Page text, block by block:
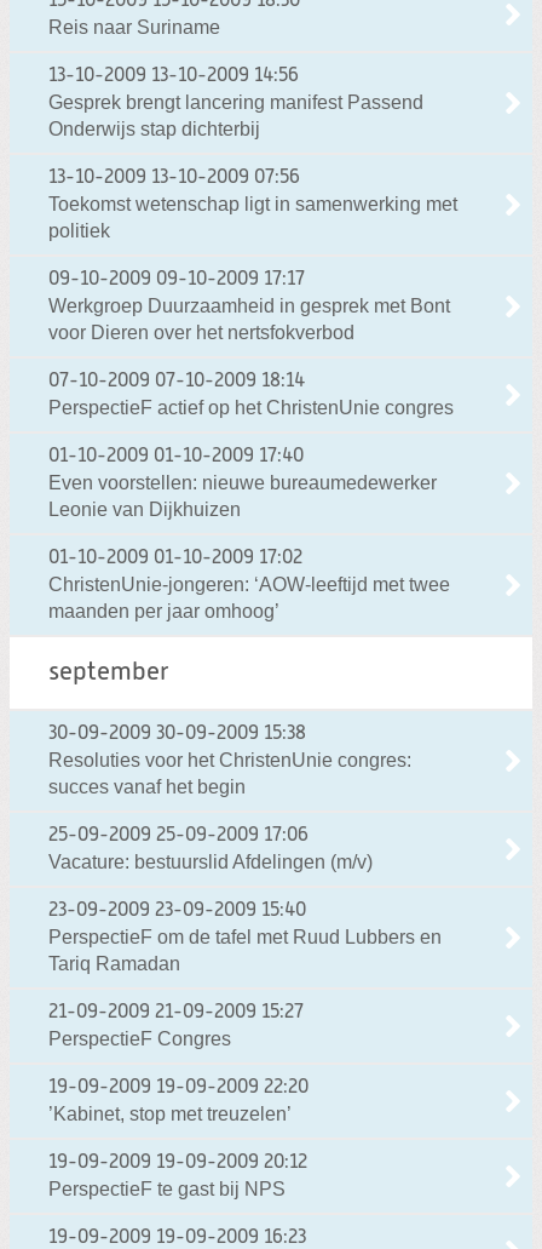
Reis naar Suriname
13-10-2009 13-10-2009 14:56
Gesprek brengt lancering manifest Passend
Onderwijs stap dichterbij
13-10-2009 13-10-2009 07:56
Toekomst wetenschap ligt in samenwerking met
politiek
09-10-2009 09-10-2009 17:17
Werkgroep Duurzaamheid in gesprek met Bont
voor Dieren over het nertsfokverbod
07-10-2009 07-10-2009 18:14
PerspectieF actief op het ChristenUnie congres
01-10-2009 01-10-2009 17:40
Even voorstellen: nieuwe bureaumedewerker
Leonie van Dijkhuizen
01-10-2009 01-10-2009 17:02
ChristenUnie-jongeren: ‘AOW-leeftijd met twee
maanden per jaar omhoog’
september
30-09-2009 30-09-2009 15:38
Resoluties voor het ChristenUnie congres:
succes vanaf het begin
25-09-2009 25-09-2009 17:06
Vacature: bestuurslid Afdelingen (m/v)
23-09-2009 23-09-2009 15:40
PerspectieF om de tafel met Ruud Lubbers en
Tariq Ramadan
21-09-2009 21-09-2009 15:27
PerspectieF Congres
19-09-2009 19-09-2009 22:20
’Kabinet, stop met treuzelen’
19-09-2009 19-09-2009 20:12
PerspectieF te gast bij NPS
19-09-2009 19-09-2009 16:23